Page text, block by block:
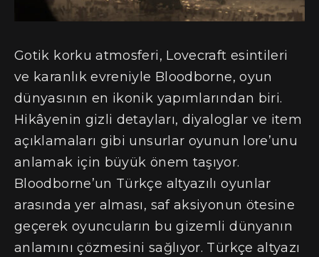
Gotik korku atmosferi, Lovecraft esintileri
ve karanlık evreniyle Bloodborne, oyun
dünyasının en ikonik yapımlarından biri.
Hikâyenin gizli detayları, diyaloglar ve item
açıklamaları gibi unsurlar oyunun lore’unu
anlamak için büyük önem taşıyor.
Bloodborne’un Türkçe altyazılı oyunlar
arasında yer alması, saf aksiyonun ötesine
geçerek oyuncuların bu gizemli dünyanın
anlamını çözmesini sağlıyor. Türkçe altyazı